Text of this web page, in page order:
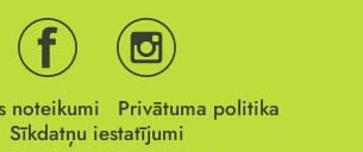
noteikumi
Privātuma politika
Sīkdatņu iestatījumi